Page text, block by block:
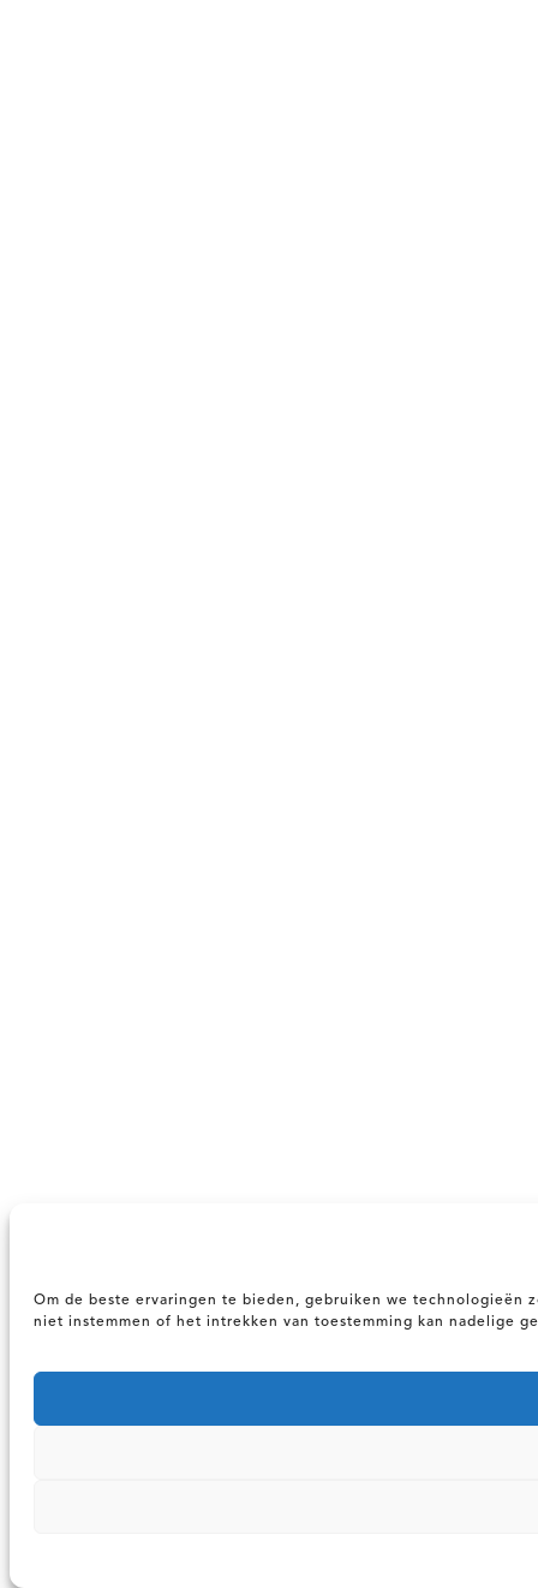
Om de beste ervaringen te bieden, gebruiken we technologieën
niet instemmen of het intrekken van toestemming kan nadelige